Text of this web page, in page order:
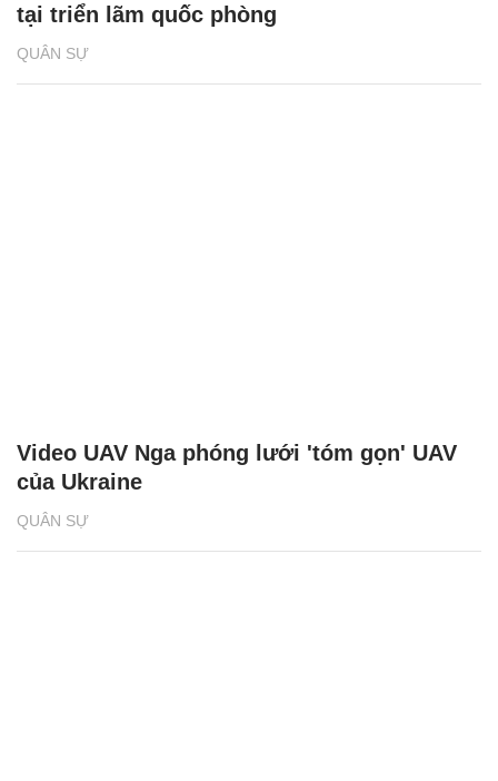
QUÂN SỰ
tại triển lãm quốc phòng
QUÂN SỰ
Video UAV Nga phóng lưới 'tóm gọn' UAV
của Ukraine